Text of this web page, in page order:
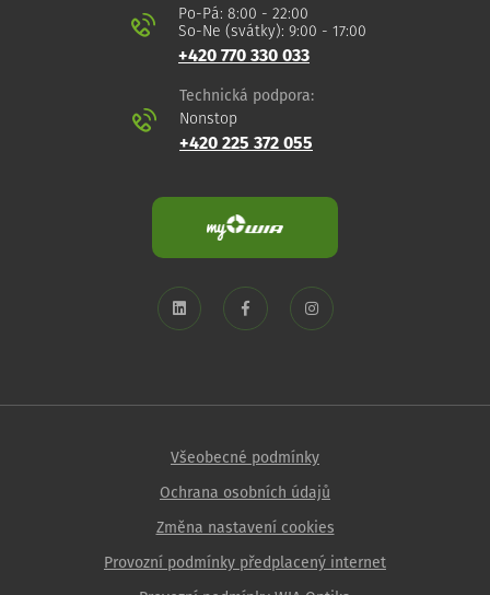
Po-Pá: 8:00 - 22:00
So-Ne (svátky): 9:00 - 17:00
+420 770 330 033
Technická podpora:
Nonstop
+420 225 372 055
Všeobecné podmínky
Ochrana osobních údajů
Změna nastavení cookies
Provozní podmínky předplacený internet